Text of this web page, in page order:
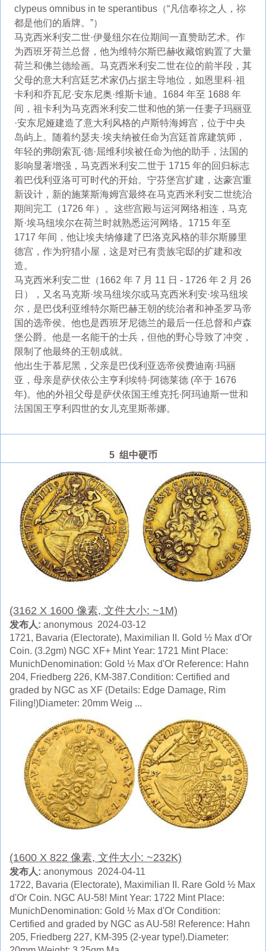
clypeus omnibus in te sperantibus（“凡信奉祢之人，祢
都是他们的盾牌。”）
马克西米利安二世·伊曼纽尔在位期间一直赞助艺术。作
为西班牙荷兰总督，他为维特尔斯巴赫收藏馆购置了大量
荷兰和佛兰德绘画。马克西米利安二世在位的前半段，其
父母的意大利宫廷艺术家仍占据主导地位，如恩里科·祖
卡利和乔瓦尼·安东尼奥·维斯卡迪。1684 年至 1688 年
间，祖卡利为马克西米利安二世和他的第一任妻子玛丽亚
·安东尼娅建造了意大利风格的卢斯特海姆宫，位于中央
岛屿上。随着约瑟夫·埃夫纳被任命为宫廷首席建筑师，
年轻的弗朗索瓦·德·屈维利埃被任命为他的助手，法国的
影响显著增强，马克西米利安二世于 1715 年的回归标志
着巴伐利亚洛可可时代的开始。宁芬堡宫扩建，达豪宫重
新设计，新的施莱斯海姆宫最终在马克西米利安二世统治
期间完工（1726 年）。这些宫殿与运河网络相连，马克
斯·埃马纽埃尔在荷兰时就熟悉运河网络。1715 年至
1717 年间，他让埃夫纳修建了巴洛克风格的菲尔斯滕里
德宫，作为狩猎小屋，这是对已有贵族宅邸的扩建和改
造。
马克西米利安二世（1662 年 7 月 11 日 - 1726 年 2 月 26
日），又名马克斯·埃马纽埃尔或马克西米利安·埃马纽埃
尔，是巴伐利亚维特尔斯巴赫王朝的统治者和神圣罗马帝
国的选帝侯。他也是西班牙尼德兰的最后一任总督和卢森
堡公爵。他是一名能干的士兵，但他的野心导致了冲突，
限制了他最终的王朝成就。
他出生于慕尼黑，父亲是巴伐利亚选帝侯费迪南·玛丽
亚，母亲是萨伏依公主亨利埃特·阿德莱德 (卒于 1676
年)。他的外祖父母是萨伏依国王维克托·阿玛迪斯一世和
法国国王亨利四世的女儿克里斯蒂娜。
5 组中硬币
(3162 X 1600 像素, 文件大小: ~1M)
发布人: anonymous 2024-03-12
1721, Bavaria (Electorate), Maximilian II. Gold ½ Max d'Or
Coin. (3.2gm) NGC XF+ Mint Year: 1721 Mint Place:
MunichDenomination: Gold ½ Max d'Or Reference: Hahn
204, Friedberg 226, KM-387.Condition: Certified and
graded by NGC as XF (Details: Edge Damage, Rim
Filing!)Diameter: 20mm Weig ...
(1600 X 822 像素, 文件大小: ~232K)
发布人: anonymous 2024-04-11
1722, Bavaria (Electorate), Maximilian II. Rare Gold ½ Max
d'Or Coin. NGC AU-58! Mint Year: 1722 Mint Place:
MunichDenomination: Gold ½ Max d'Or Condition:
Certified and graded by NGC as AU-58! Reference: Hahn
205, Friedberg 227, KM-395 (2-year type!).Diameter: